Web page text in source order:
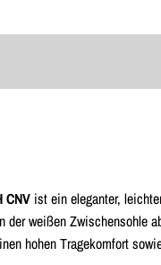
CNV ist ein eleganter,
der weißen
hohen Tragekomfort